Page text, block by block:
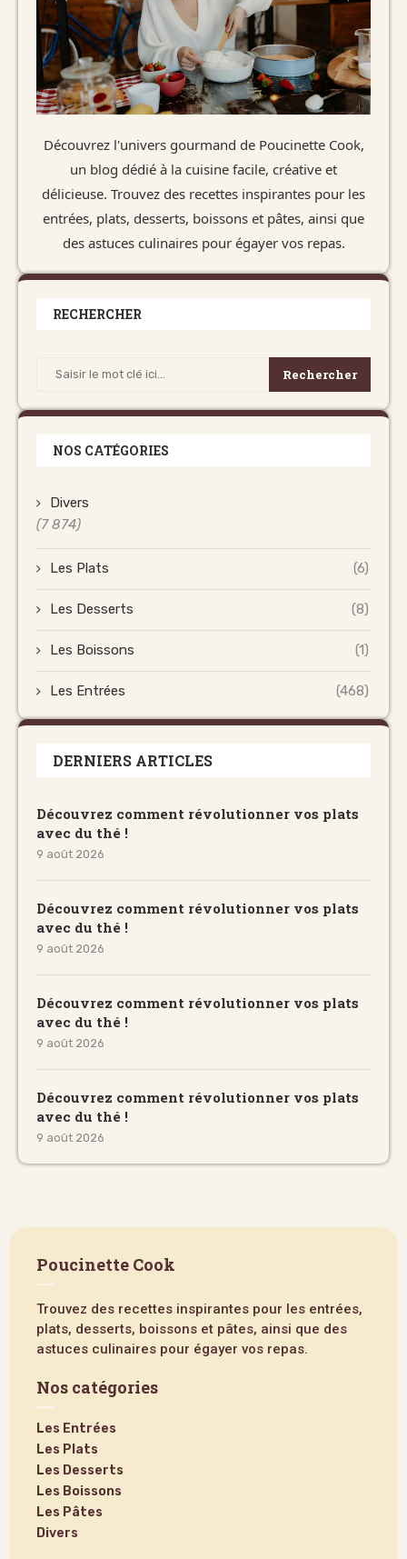
Découvrez l'univers gourmand de Poucinette Cook,
un blog dédié à la cuisine facile, créative et
délicieuse. Trouvez des recettes inspirantes pour les
entrées, plats, desserts, boissons et pâtes, ainsi que
des astuces culinaires pour égayer vos repas.
RECHERCHER
Rechercher
NOS CATÉGORIES
Divers
(7 874)
Les Plats (6)
Les Desserts (8)
Les Boissons (1)
Les Entrées (468)
DERNIERS ARTICLES
Découvrez comment révolutionner vos plats
avec du thé !
9 août 2026
Découvrez comment révolutionner vos plats
avec du thé !
9 août 2026
Découvrez comment révolutionner vos plats
avec du thé !
9 août 2026
Découvrez comment révolutionner vos plats
avec du thé !
9 août 2026
Poucinette Cook
Trouvez des recettes inspirantes pour les entrées,
plats, desserts, boissons et pâtes, ainsi que des
astuces culinaires pour égayer vos repas.
Nos catégories
Les Entrées
Les Plats
Les Desserts
Les Boissons
Les Pâtes
Divers